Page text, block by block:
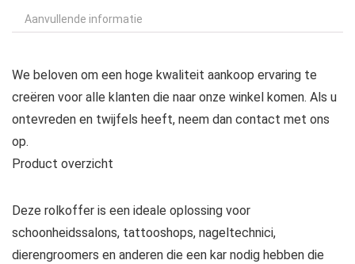
Aanvullende informatie
We beloven om een hoge kwaliteit aankoop ervaring te
creëren voor alle klanten die naar onze winkel komen. Als u
ontevreden en twijfels heeft, neem dan contact met ons
op.
Product overzicht
Deze rolkoffer is een ideale oplossing voor
schoonheidssalons, tattooshops, nageltechnici,
dierengroomers en anderen die een kar nodig hebben die